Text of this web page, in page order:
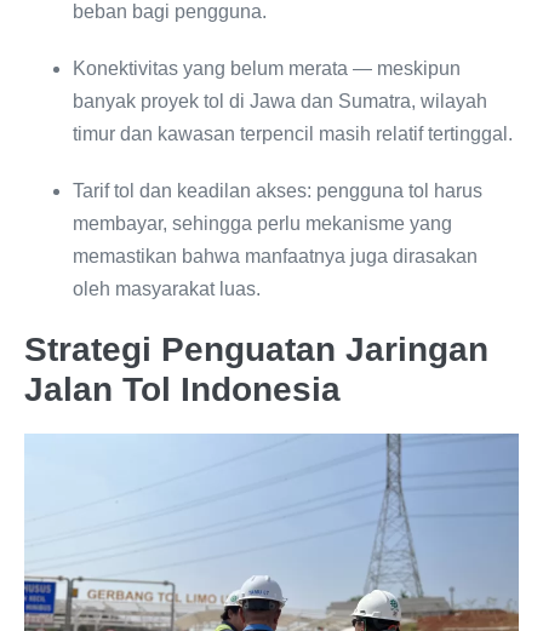
beban bagi pengguna.
Konektivitas yang belum merata — meskipun
banyak proyek tol di Jawa dan Sumatra, wilayah
timur dan kawasan terpencil masih relatif tertinggal.
Tarif tol dan keadilan akses: pengguna tol harus
membayar, sehingga perlu mekanisme yang
memastikan bahwa manfaatnya juga dirasakan
oleh masyarakat luas.
Strategi Penguatan Jaringan
Jalan Tol Indonesia